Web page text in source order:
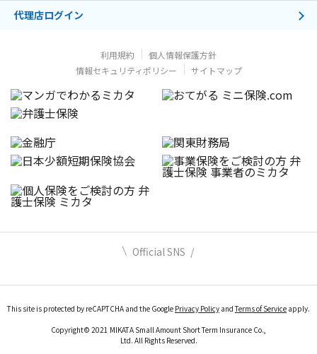
代理店ログイン
利用規約
個人情報保護方針
情報セキュリティポリシー
サイトマップ
Official SNS
This site is protected by reCAPTCHA and the Google Privacy Policy andTerms of Service apply.
Copyright© 2021 MIKATA Small Amount Short Term Insurance Co.,
Ltd. All Rights Reserved.